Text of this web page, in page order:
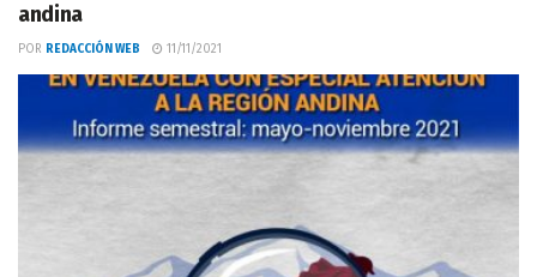
andina
POR REDACCIÓN WEB 11/11/2021